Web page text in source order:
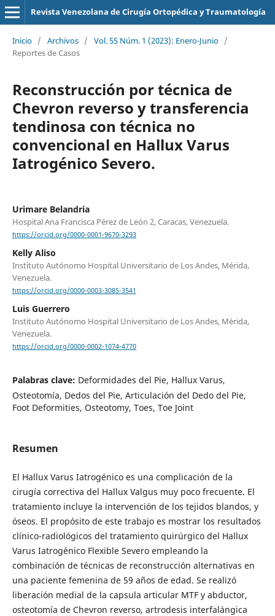
Revista Venezolana de Cirugía Ortopédica y Traumatología
Inicio / Archivos / Vol. 55 Núm. 1 (2023): Enero-Junio /
Reportes de Casos
Reconstrucción por técnica de
Chevron reverso y transferencia
tendinosa con técnica no
convencional en Hallux Varus
Iatrogénico Severo.
Urimare Belandria
Hospital Ana Francisca Pérez de León 2, Caracas, Venezuela.
https://orcid.org/0000-0001-9670-3293
Kelly Aliso
Instituto Autónomo Hospital Universitario de Los Andes, Mérida,
Venezuela.
https://orcid.org/0000-0003-3085-3541
Luis Guerrero
Instituto Autónomo Hospital Universitario de Los Andes, Mérida,
Venezuela.
https://orcid.org/0000-0002-1074-4770
Palabras clave: Deformidades del Pie, Hallux Varus,
Osteotomía, Dedos del Pie, Articulación del Dedo del Pie,
Foot Deformities, Osteotomy, Toes, Toe Joint
Resumen
El Hallux Varus Iatrogénico es una complicación de la
cirugía correctiva del Hallux Valgus muy poco frecuente. El
tratamiento incluye la intervención de los tejidos blandos, y
óseos. El propósito de este trabajo es mostrar los resultados
clínico-radiológicos del tratamiento quirúrgico del Hallux
Varus Iatrogénico Flexible Severo empleando la
combinación de técnicas de reconstrucción alternativas en
una paciente femenina de 59 años de edad. Se realizó
liberación medial de la capsula articular MTF y abductor,
osteotomía de Chevron reverso, artrodesis interfalángica